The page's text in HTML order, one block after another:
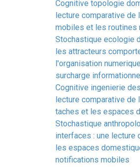
Cognitive topologie
lecture comparative de
mobiles et les routines
Stochastique ecologie
les attracteurs
l'organisation
surcharge
Cognitive ingenierie
lecture comparative de
taches et les espaces
Stochastique
interfaces : une lecture
les espaces
notifications mobiles